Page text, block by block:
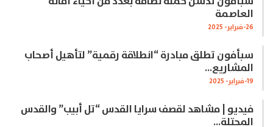
العاصمة
26-فبراير- 2025
سبأفون تطلق مبادرة “انطلاقة رقمية” لتأهيل أصحاب
المشاريع…
19-فبراير- 2025
فيديو | مشاهد لقصف سرايا القدس “تل أبيب” والقدس
المحتلة…